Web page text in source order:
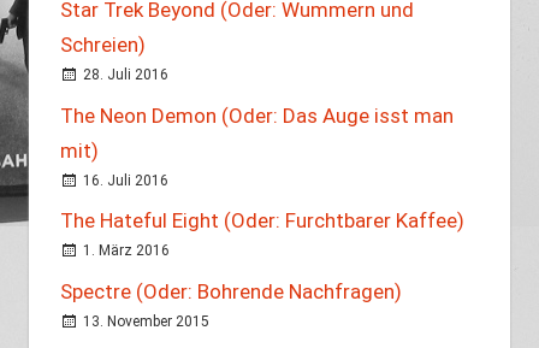
Star Trek Beyond (Oder: Wummern und
Schreien)
28. Juli 2016
The Neon Demon (Oder: Das Auge isst man
mit)
16. Juli 2016
The Hateful Eight (Oder: Furchtbarer Kaffee)
1. März 2016
Spectre (Oder: Bohrende Nachfragen)
13. November 2015